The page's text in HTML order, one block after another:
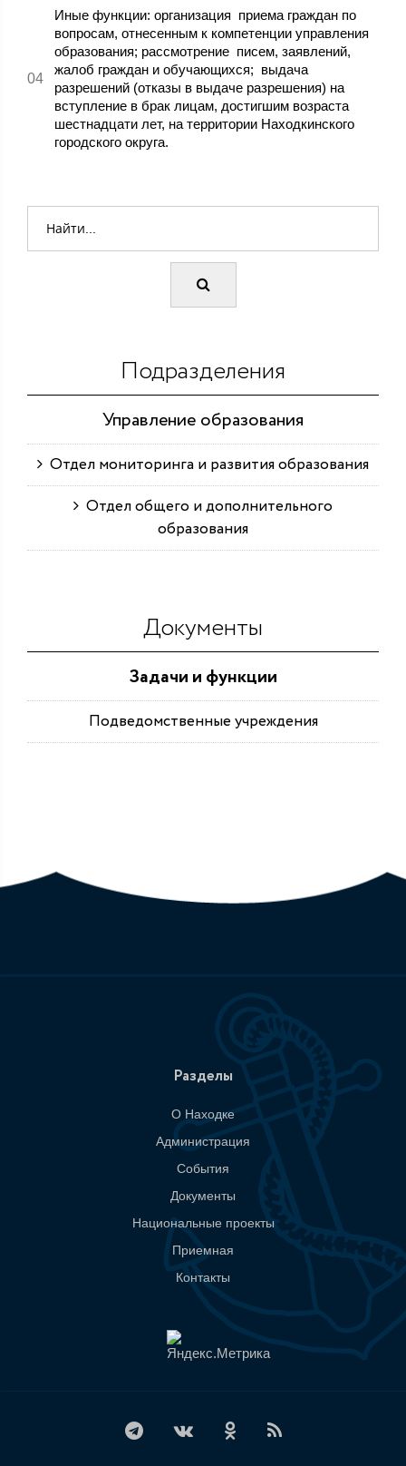
Иные функции: организация приема граждан по
вопросам, отнесенным к компетенции управления
образования; рассмотрение писем, заявлений,
жалоб граждан и обучающихся; выдача
разрешений (отказы в выдаче разрешения) на
вступление в брак лицам, достигшим возраста
шестнадцати лет, на территории Находкинского
городского округа.
Подразделения
Управление образования
Отдел мониторинга и развития образования
Отдел общего и дополнительного
образования
Документы
Задачи и функции
Подведомственные учреждения
Разделы
О Находке
Администрация
События
Документы
Национальные проекты
Приемная
Контакты